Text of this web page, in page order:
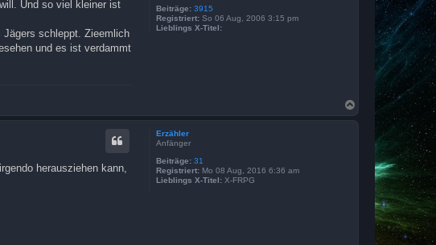
Beiträge: 3915
Registriert: So 06 Aug, 2006 3:15 pm
Lieblings X-Titel:
Und so viel kleiner ist
schleppt. Zieemlich
und es ist verdammt
a
c
Erzähler
Anfänger
Beiträge: 31
Registriert: Mo 08 Aug, 2016 6:36 am
Lieblings X-Titel: X-FRPG
herausziehen kann,